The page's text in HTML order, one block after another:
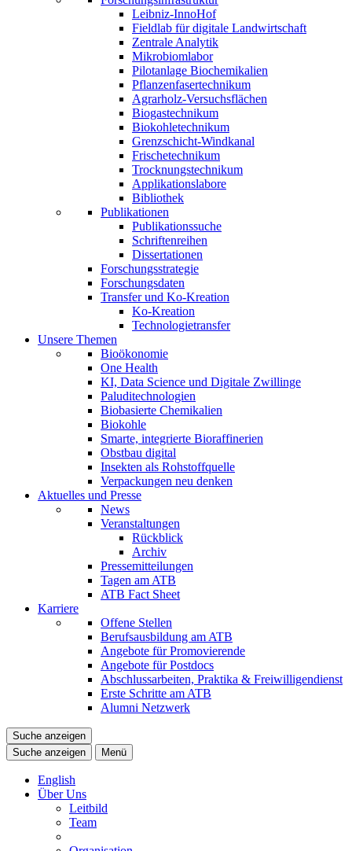
Leibniz-InnoHof
Fieldlab für digitale Landwirtschaft
Zentrale Analytik
Mikrobiomlabor
Pilotanlage Biochemikalien
Pflanzenfasertechnikum
Agrarholz-Versuchsflächen
Biogastechnikum
Biokohletechnikum
Grenzschicht-Windkanal
Frischetechnikum
Trocknungstechnikum
Applikationslabore
Bibliothek
Publikationen
Publikationssuche
Schriftenreihen
Dissertationen
Forschungsstrategie
Forschungsdaten
Transfer und Ko-Kreation
Ko-Kreation
Technologietransfer
Unsere Themen
Bioökonomie
One Health
KI, Data Science und Digitale Zwillinge
Paluditechnologien
Biobasierte Chemikalien
Biokohle
Smarte, integrierte Bioraffinerien
Obstbau digital
Insekten als Rohstoffquelle
Verpackungen neu denken
Aktuelles und Presse
News
Veranstaltungen
Rückblick
Archiv
Pressemitteilungen
Tagen am ATB
ATB Fact Sheet
Karriere
Offene Stellen
Berufsausbildung am ATB
Angebote für Promovierende
Angebote für Postdocs
Abschlussarbeiten, Praktika & Freiwilligendienst
Erste Schritte am ATB
Alumni Netzwerk
Suche anzeigen
Suche anzeigen
Menü
English
Über Uns
Leitbild
Team